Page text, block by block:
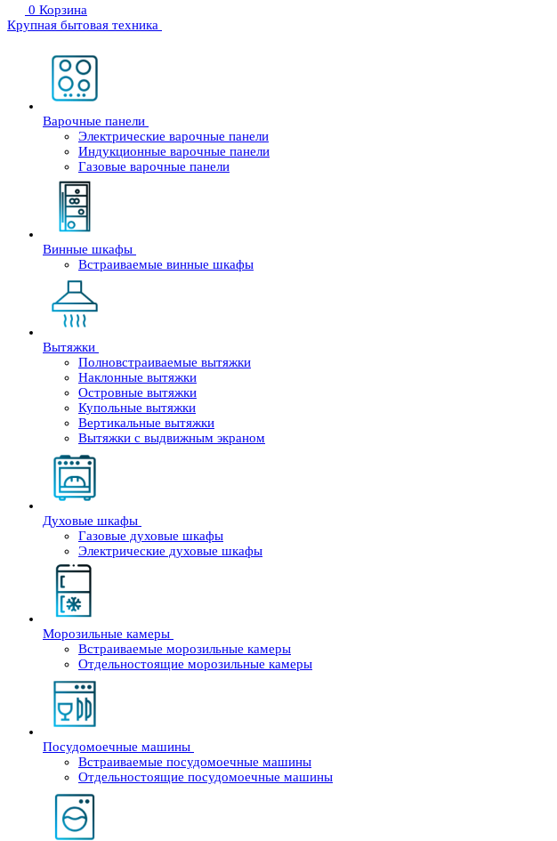
0 Корзина
Крупная бытовая техника
Варочные панели
Электрические варочные панели
Индукционные варочные панели
Газовые варочные панели
Винные шкафы
Встраиваемые винные шкафы
Вытяжки
Полновстраиваемые вытяжки
Наклонные вытяжки
Островные вытяжки
Купольные вытяжки
Вертикальные вытяжки
Вытяжки с выдвижным экраном
Духовые шкафы
Газовые духовые шкафы
Электрические духовые шкафы
Морозильные камеры
Встраиваемые морозильные камеры
Отдельностоящие морозильные камеры
Посудомоечные машины
Встраиваемые посудомоечные машины
Отдельностоящие посудомоечные машины